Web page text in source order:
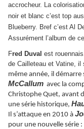
accrocheur. La
noir et blanc c’est top
Blueberry. Bref c’est Al
Assurément l’album de
Fred Duval est
de Cailleteau et Vatine, il
même année, il démarre
McCallum avec la
Christophe Quet, avant
une série historique,
Il s’attaque en 2010 à
pour une nouvelle série :